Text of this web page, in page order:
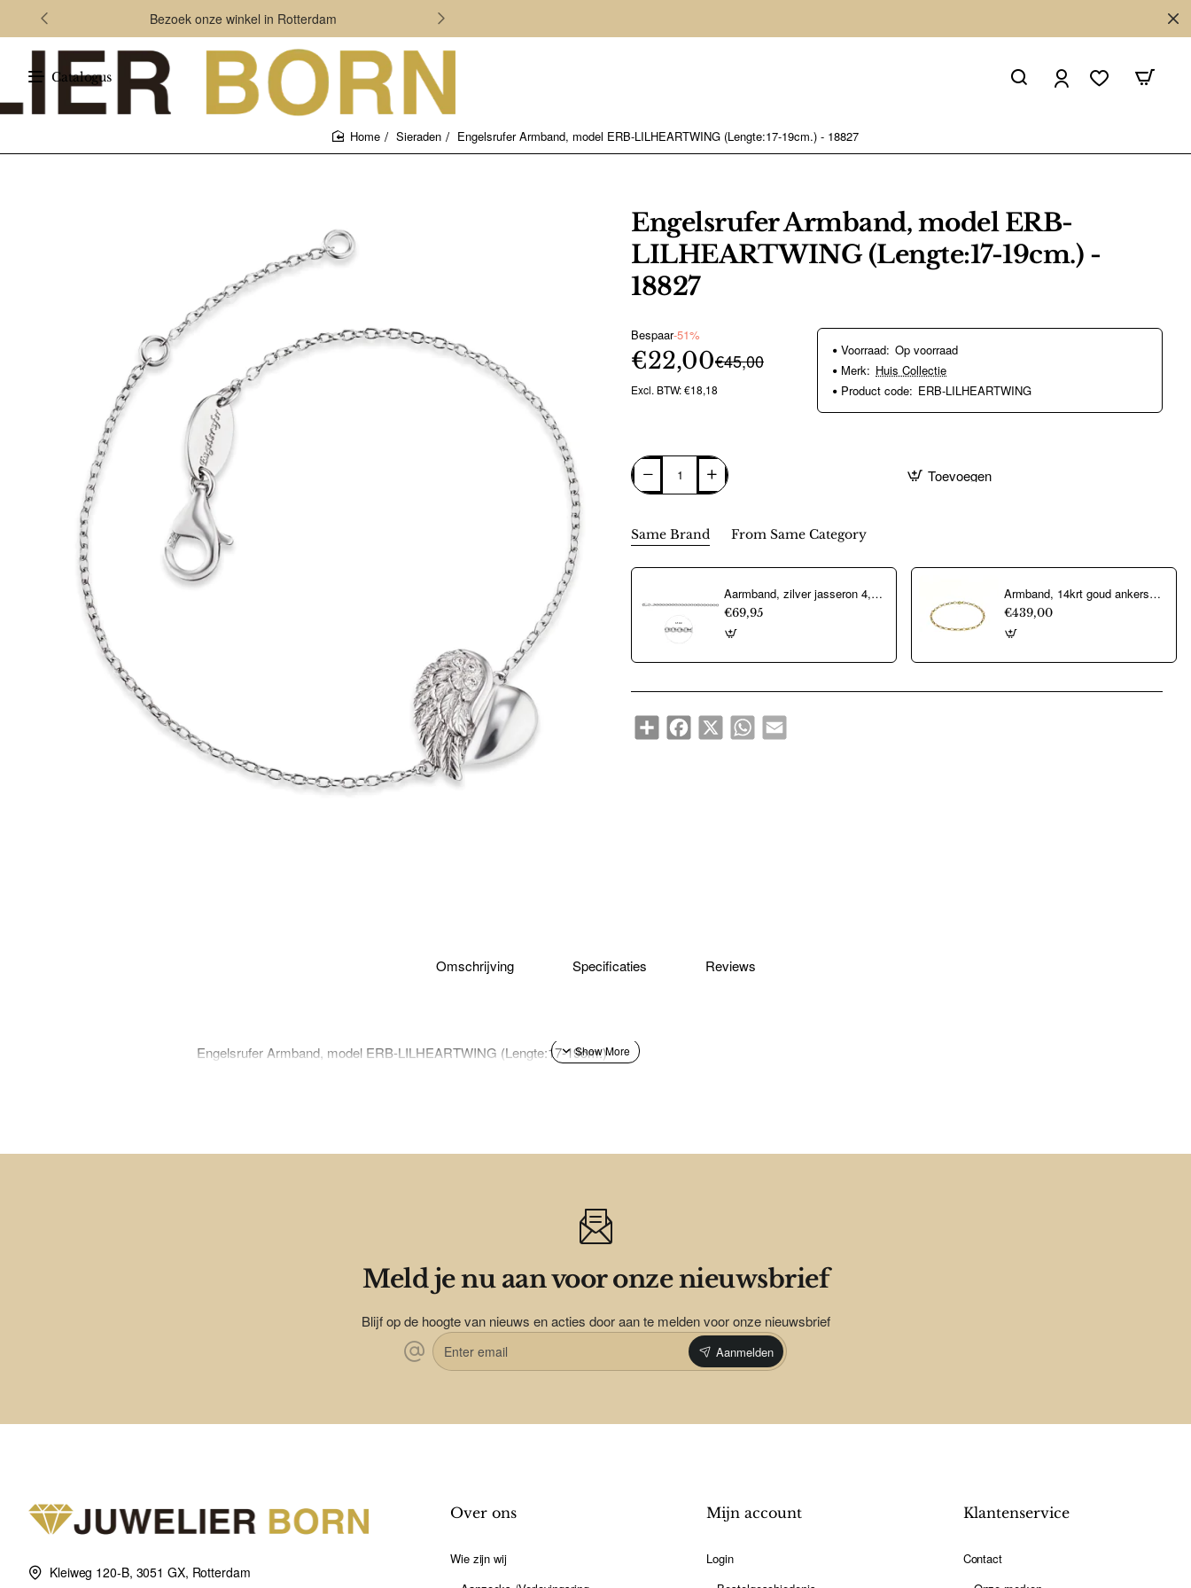
Bezoek onze winkel in Rotterdam
Catalogus
Sieraden Engelsrufer Armband, model ERB-LILHEARTWING (Lengte:17-19cm.) - 18827
Engelsrufer Armband, model ERB-
LILHEARTWING (Lengte:17-19cm.) -
18827
Bespaar-51%
€22,00€45,00
Excl. BTW: €18,18
Voorraad: Op voorraad
Merk: Huis Collectie
Product code: ERB-LILHEARTWING
Toevoegen
Same Brand From Same Category
Aarmband, zilver jasseron 4,5mm. (lengte 18cm.) - 10274
€69,95
Armband, 14krt goud ankerschakel (lengte: 18,5cm.) - 22326
€439,00
ShareFacebook
X WhatsAppEmail
Omschrijving Specificaties Reviews
Engelsrufer Armband, model ERB-LILHEARTWING (Lengte:17-19cm.)
Meld je nu aan voor onze nieuwsbrief
Blijf op de hoogte van nieuws en acties door aan te melden voor onze nieuwsbrief
Enter
email
Aanmelden
Kleiweg 120-B, 3051 GX, Rotterdam
Over ons
Wie zijn wij
Mijn account
Login
Klantenservice
Contact